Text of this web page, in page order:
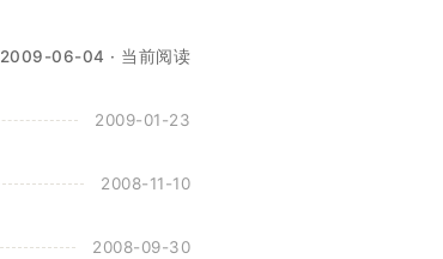
2009-06-04 · 当前阅读
2009-01-23
2008-11-10
2008-09-30